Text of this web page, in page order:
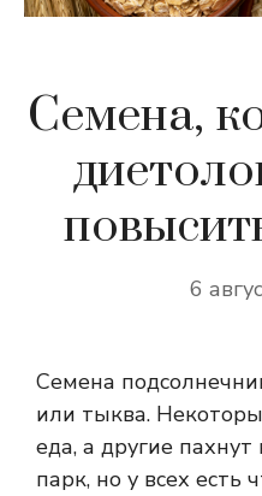
Семена,
6
Семена
или тыква.
еда, а другие
парк, но у всех есть